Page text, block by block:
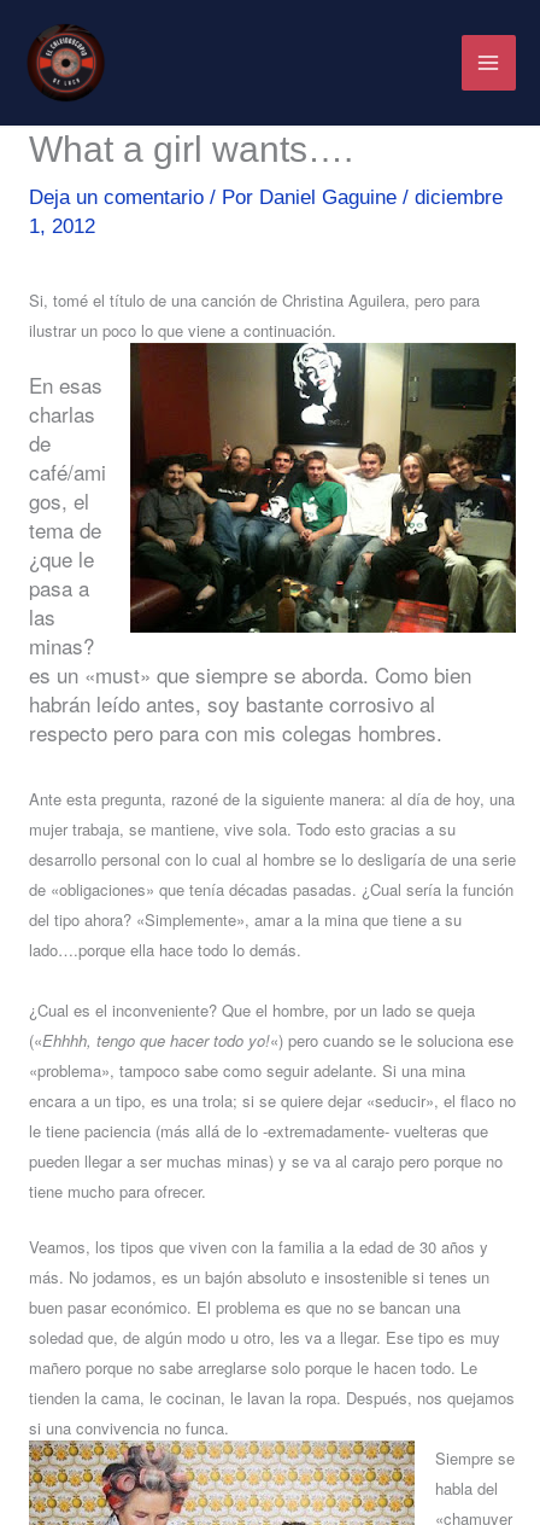
contenido
What a girl wants….
Deja un comentario / Por Daniel Gaguine / diciembre
1, 2012
Si, tomé el título de una canción de Christina Aguilera, pero para
ilustrar un poco lo que viene a continuación.
En esas
charlas
de
café/ami
gos, el
tema de
¿que le
pasa a
las
minas?
es un «must» que siempre se aborda. Como bien
habrán leído antes, soy bastante corrosivo al
respecto pero para con mis colegas hombres.
Ante esta pregunta, razoné de la siguiente manera: al día de hoy, una
mujer trabaja, se mantiene, vive sola. Todo esto gracias a su
desarrollo personal con lo cual al hombre se lo desligaría de una serie
de «obligaciones» que tenía décadas pasadas. ¿Cual sería la función
del tipo ahora? «Simplemente», amar a la mina que tiene a su
lado….porque ella hace todo lo demás.
¿Cual es el inconveniente? Que el hombre, por un lado se queja
(«Ehhhh, tengo que hacer todo yo!«) pero cuando se le soluciona ese
«problema», tampoco sabe como seguir adelante. Si una mina
encara a un tipo, es una trola; si se quiere dejar «seducir», el flaco no
le tiene paciencia (más allá de lo -extremadamente- vuelteras que
pueden llegar a ser muchas minas) y se va al carajo pero porque no
tiene mucho para ofrecer.
Veamos, los tipos que viven con la familia a la edad de 30 años y
más. No jodamos, es un bajón absoluto e insostenible si tenes un
buen pasar económico. El problema es que no se bancan una
soledad que, de algún modo u otro, les va a llegar. Ese tipo es muy
mañero porque no sabe arreglarse solo porque le hacen todo. Le
tienden la cama, le cocinan, le lavan la ropa. Después, nos quejamos
si una convivencia no funca.
Siempre se
habla del
«chamuyer